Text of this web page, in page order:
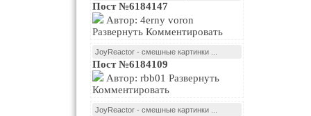
Пост №6184147
Развернуть Комментировать
JoyReactor - смешные картинки ...
Пост №6184109
Комментировать
JoyReactor - смешные картинки ...